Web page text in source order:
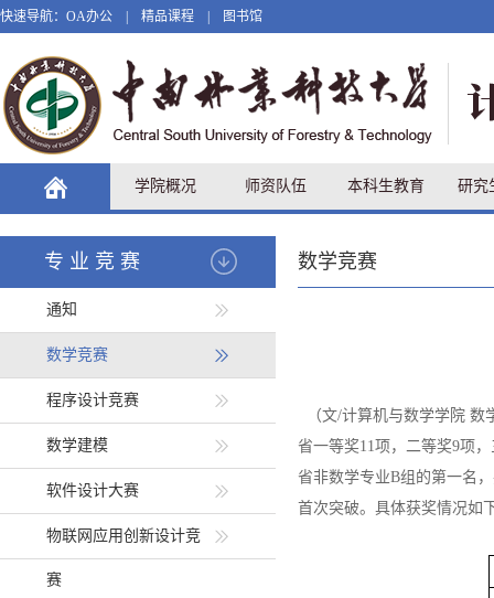
快速导航： OA办公 精品课程 图书馆
学院概况 师资队伍 本科生教育 研究
专业竞赛
通知
数学竞赛
程序设计竞赛
数学建模
软件设计大赛
物联网应用创新设计竞
赛
数学竞赛
（文/计算机与数学学院 数
省一等奖11项，二等奖9项，
省非数学专业B组的第一名
首次突破。具体获奖情况如